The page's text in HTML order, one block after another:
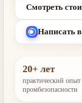
Смотреть
Написать
20+ лет
практический
промбезопасности